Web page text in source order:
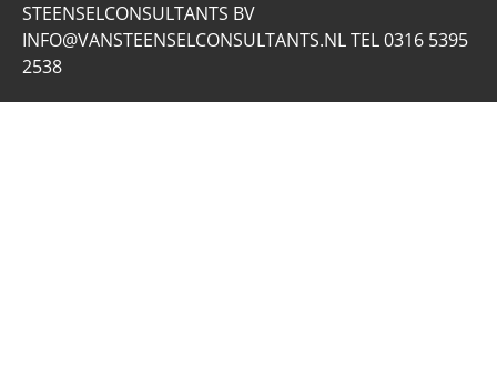
STEENSELCONSULTANTS BV
INFO@VANSTEENSELCONSULTANTS.NL TEL 0316 5395
2538